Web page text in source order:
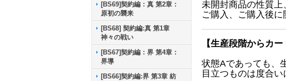
[BS69]契約編：真 第2章：
原初の襲来
[BS68] 契約編:真 第1章
神々の戦い
[BS67]契約編：界 第4章：
界導
[BS66]契約編:界 第3章 紡
未開封商品の性質上
ご購入、ご購入後
【生産段階からカ
状態Aであっても、
目立つものは度合い